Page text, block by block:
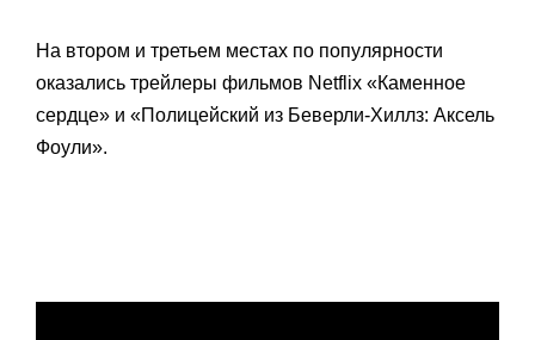
На втором и третьем местах по популярности
оказались трейлеры фильмов Netflix «Каменное
сердце» и «Полицейский из Беверли-Хиллз: Аксель
Фоули».